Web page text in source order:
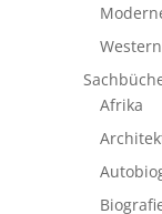
Western
Afrika